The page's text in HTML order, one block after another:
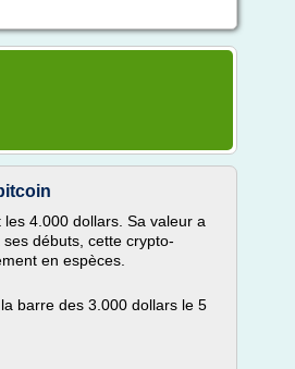
4.000 dollars. Sa valeur a
débuts, cette crypto-
en espèces.
barre des 3.000 dollars le 5